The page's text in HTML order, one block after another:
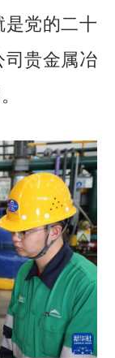
党的二十
贵金属冶